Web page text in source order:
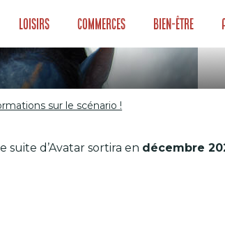
Loisirs Commerces Bien-être
sur le scénario !
d’Avatar sortira en décembre